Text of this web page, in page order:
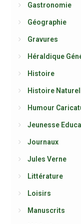
Gastronomie
Géographie
Gravures
Héraldique
Histoire
Histoire
Humour
Jeunesse
Journaux
Jules Verne
Littérature
Loisirs
Manuscrits